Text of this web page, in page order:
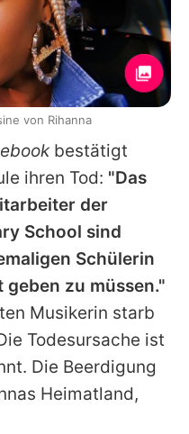
bestätigt
ihren Tod: "Das
der
School sind
Schülerin
geben zu müssen."
Musikerin starb
Todesursache ist
Die Beerdigung
Heimatland,
von Rihanna